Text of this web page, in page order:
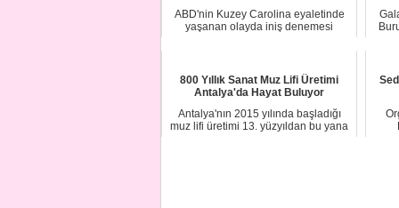
ABD'nin Kuzey Carolina eyaletinde
yaşanan olayda iniş denemesi
800 Yıllık Sanat Muz Lifi Üretimi
Antalya'da Hayat Buluyor
Antalya'nın 2015 yılında başladığı
muz lifi üretimi 13. yüzyıldan bu yana